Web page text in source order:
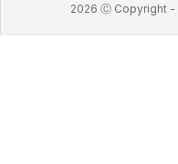
2026 Ⓒ Copyright -